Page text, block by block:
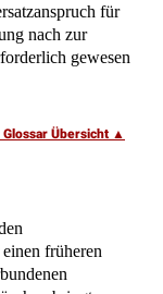
für
nach zur
gewesen
Übersicht
früheren